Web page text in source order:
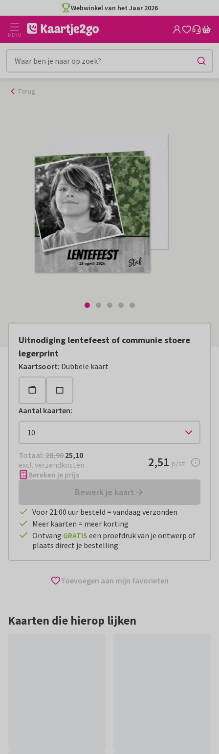
naar
inhoud
Webwinkel van het Jaar 2026
MENU
Terug
Uitnodiging lentefeest of communie stoere
legerprint
Kaartsoort: Dubbele kaart
Aantal kaarten:
Totaal: € 25,10
Totaal: 28,90 25,10
excl. verzendkosten
€ 2,51 per stuk
2,51 p/st.
Bereken je prijs
Bewerk je kaart
Voor 21:00 uur besteld = vandaag verzonden
Meer kaarten = meer korting
Ontvang GRATIS een proefdruk van je ontwerp of
plaats direct je bestelling
Toevoegen aan mijn favorieten
Kaarten die hierop lijken